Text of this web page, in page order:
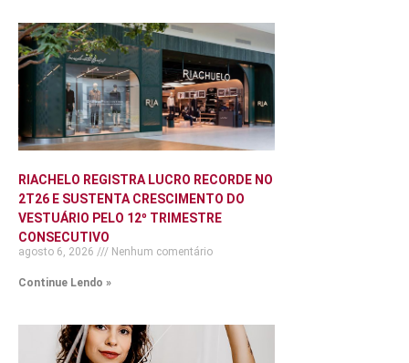
RIACHELO REGISTRA LUCRO RECORDE NO
2T26 E SUSTENTA CRESCIMENTO DO
VESTUÁRIO PELO 12º TRIMESTRE
CONSECUTIVO
agosto 6, 2026 Nenhum comentário
Continue Lendo »